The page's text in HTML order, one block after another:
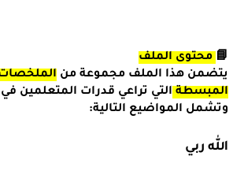
📘 محتوى الملف
يتضمن هذا الملف مجموعة من الملخصات
المبسطة التي تراعي قدرات المتعلمين
وتشمل المواضيع التالية:
الله ربي